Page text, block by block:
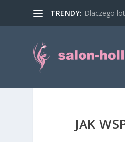
TRENDY: Dlaczego
JAK